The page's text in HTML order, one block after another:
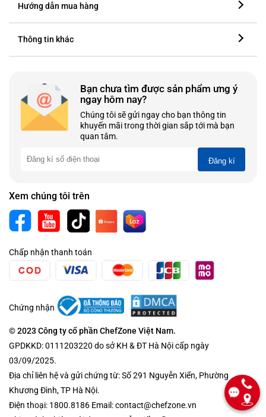
Hướng dẫn mua hàng
Thông tin khác
Bạn chưa tìm được sản phẩm ưng ý
ngay hôm nay?
Chúng tôi sẽ gửi ngay cho bạn thông tin
khuyến mãi trong thời gian sắp tới mà bạn
quan tâm.
Đăng kí
Xem chúng tôi trên
Chấp nhận thanh toán
Chứng nhận
© 2023 Công ty cổ phần ChefZone Việt Nam.
GPDKKD: 0111203220 do sở KH & ĐT Hà Nội cấp ngày
03/09/2025.
Địa chỉ liên hệ và gửi chứng từ: Số 291 Nguyễn Xiển, Phường
Khương Đình, TP Hà Nội.
Điện thoại: 1800.8186 Email: contact@chefzone.vn